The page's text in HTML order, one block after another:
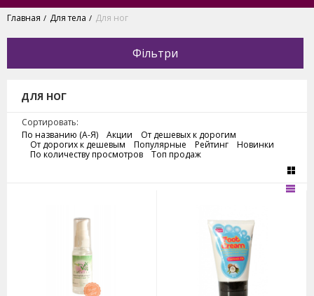
Главная / Для тела / Для ног
ДЛЯ НОГ
Сортировать:
По названию (А-Я)
Акции
От дешевых к дорогим
От дорогих к дешевым
Популярные Рейтинг
Новинки
По количеству просмотров
Топ продаж
Фільтри